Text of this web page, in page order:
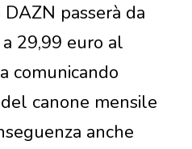
passerà da
29,99 euro al
comunicando
canone mensile
anche